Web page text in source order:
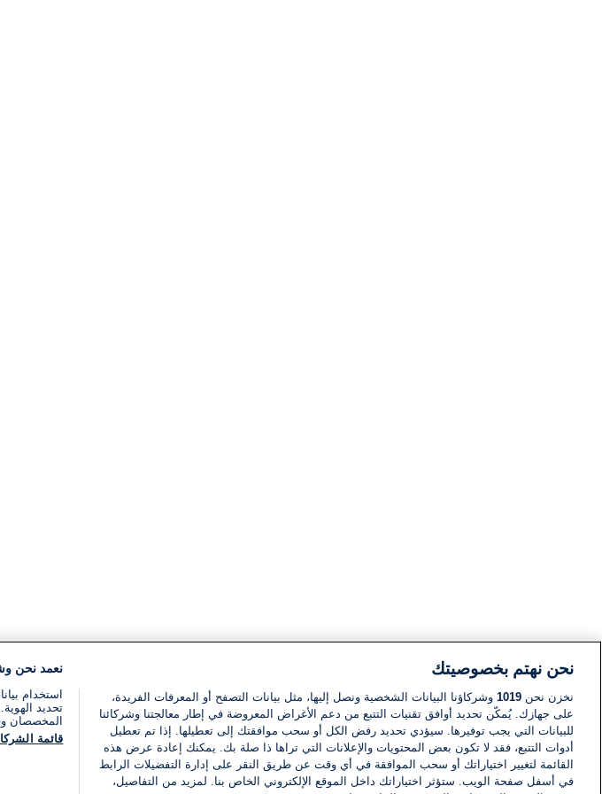
نحن نهتم بخصوصيتك
نخزن نحن 1019 وشركاؤنا البيانات الشخصية ونصل إليها، مثل بيانات التصفح أو المعرفات الفريدة،
على جهازك. يُمكّن تحديد أوافق تقنيات التتبع من دعم الأغراض المعروضة في إطار معالجتنا وشركائنا
للبيانات التي يجب توفيرها. سيؤدي تحديد رفض الكل أو سحب موافقتك إلى تعطيلها. إذا تم تعطيل
أدوات التتبع، فقد لا تكون بعض المحتويات والإعلانات التي تراها ذا صلة بك. يمكنك إعادة عرض هذه
القائمة لتغيير اختياراتك أو سحب الموافقة في أي وقت عن طريق النقر على إدارة التفضيلات الرابط
في أسفل صفحة الويب. ستؤثر اختياراتك داخل الموقع الإلكتروني الخاص بنا. لمزيد من التفاصيل،
نعمد نحن
استخدام
تحديد
المخصصان
قائمة